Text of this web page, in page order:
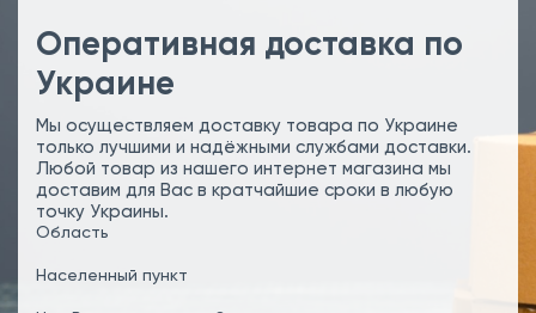
Оперативная доставка по
Украине
Мы осуществляем доставку товара по Украине
только лучшими и надёжными службами доставки.
Любой товар из нашего интернет магазина мы
доставим для Вас в кратчайшие сроки в любую
точку Украины.
Область
Населенный пункт